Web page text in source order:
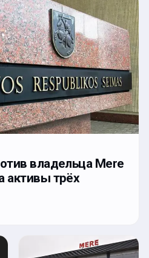
владельца Mere
активы трёх